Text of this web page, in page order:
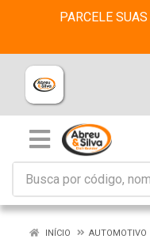
PARCELE
INÍCIO AUTOMOTIVO